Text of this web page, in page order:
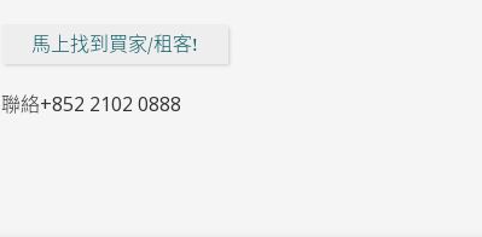
馬上找到買家/租客!
聯絡+852 2102 0888